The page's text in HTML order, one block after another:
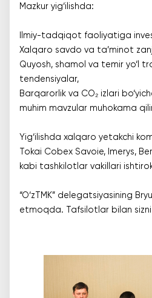
Mazkur yig‘ilishda:
Ilmiy-tadqiqot faoliyatiga
Xalqaro savdo va ta’minot
Quyosh, shamol va temir yo‘l
tendensiyalar,
Barqarorlik va CO₂ izlari
muhim mavzular muhokama
Yig‘ilishda xalqaro yetakchi
Tokai Cobex Savoie, Imerys,
kabi tashkilotlar vakillari
“O‘zTMK” delegatsiyasining
etmoqda. Tafsilotlar bilan